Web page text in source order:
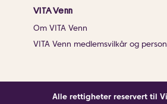
VITA Venn
Om VITA Venn
VITA Venn medlemsvilkår og
Alle rettigheter reservert til